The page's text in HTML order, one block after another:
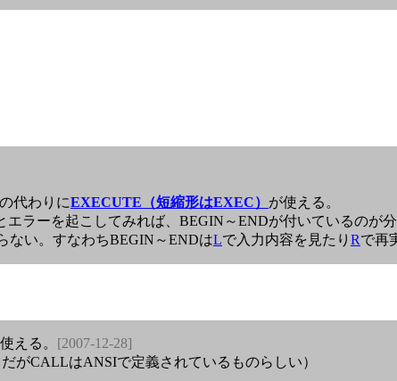
代わりにEXECUTE（短縮形はEXEC） が使える。
ラーを起こしてみれば、BEGIN～ENDが付いているのが
ない。すなわちBEGIN～ENDはLで入力内容を見たり Rで再
える。 [2007-12-28]
がCALLはANSIで定義されているものらしい）